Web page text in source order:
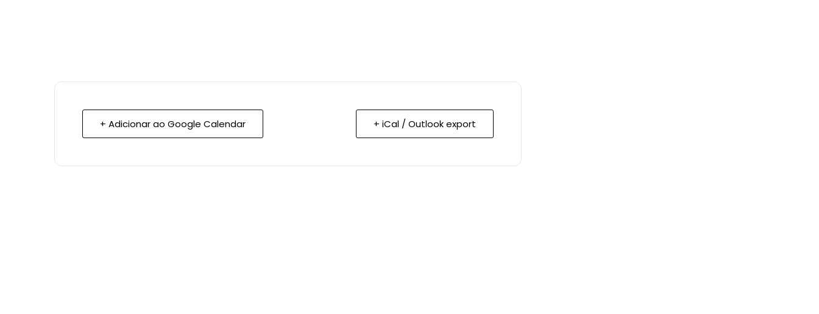
+ Adicionar ao Google Calendar + iCal / Outlook export